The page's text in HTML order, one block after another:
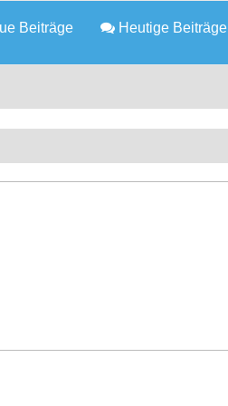
Beiträge Heutige Beiträge